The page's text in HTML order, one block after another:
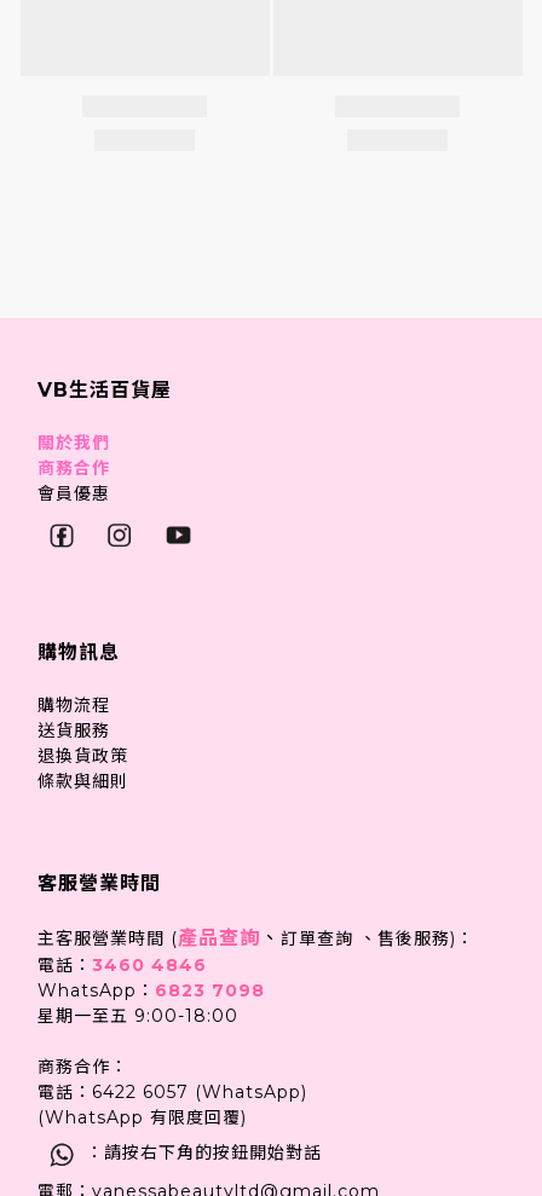
VB生活百貨屋
關於我們
商務合作
會員優惠
購物訊息
購物流程
送貨服務
退換貨政策
條款與細則
客服營業時間
主客服營業時間 (產品查詢 、 訂單查詢 、售後服務)：
電話： 3460 4846
WhatsApp： 6823 7098
星期一至五 9:00-18:00
商務合作：
電話：6422 6057 (WhatsApp)
(WhatsApp 有限度回覆)
：請按右下角的按鈕開始對話
電郵：vanessabeautyltd@gmail.com